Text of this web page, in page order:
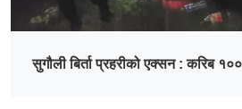
सुगौली बिर्ता प्रहरीको एक्सन : करिब